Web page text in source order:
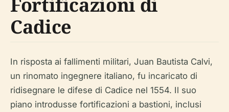
Cadice
In risposta ai fallimenti militari, Juan Bautista Calvi,
un rinomato ingegnere italiano, fu incaricato di
ridisegnare le difese di Cadice nel 1554. Il suo
piano introdusse fortificazioni a bastioni, inclusi